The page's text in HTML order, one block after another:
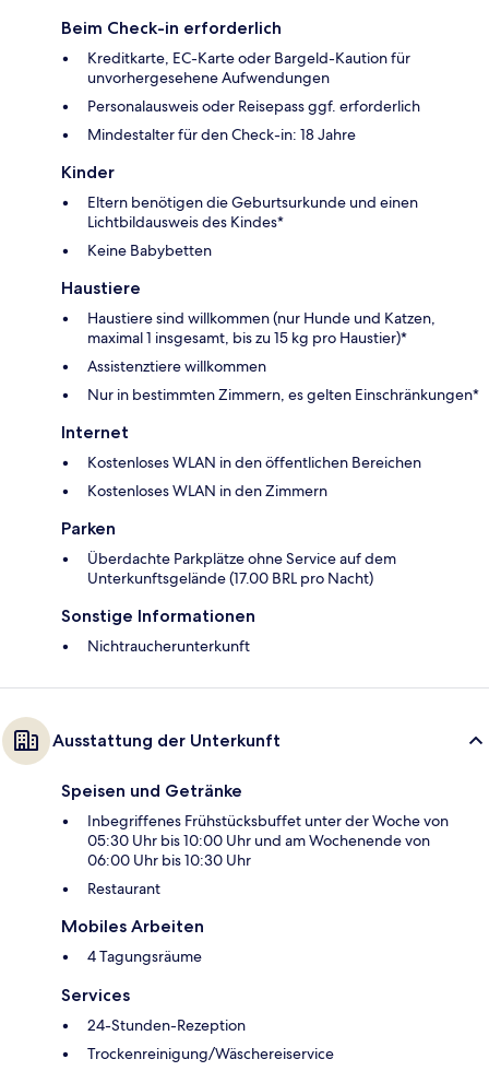
Beim Check-in erforderlich
Kreditkarte, EC-Karte oder Bargeld-Kaution für
unvorhergesehene Aufwendungen
Personalausweis oder Reisepass ggf. erforderlich
Mindestalter für den Check-in: 18 Jahre
Kinder
Eltern benötigen die Geburtsurkunde und einen
Lichtbildausweis des Kindes*
Keine Babybetten
Haustiere
Haustiere sind willkommen (nur Hunde und Katzen,
maximal 1 insgesamt, bis zu 15 kg pro Haustier)*
Assistenztiere willkommen
Nur in bestimmten Zimmern, es gelten Einschränkungen*
Internet
Kostenloses WLAN in den öffentlichen Bereichen
Kostenloses WLAN in den Zimmern
Parken
Überdachte Parkplätze ohne Service auf dem
Unterkunftsgelände (17.00 BRL pro Nacht)
Sonstige Informationen
Nichtraucherunterkunft
Ausstattung der Unterkunft
Speisen und Getränke
Inbegriffenes Frühstücksbuffet unter der Woche von
05:30 Uhr bis 10:00 Uhr und am Wochenende von
06:00 Uhr bis 10:30 Uhr
Restaurant
Mobiles Arbeiten
4 Tagungsräume
Services
24-Stunden-Rezeption
Trockenreinigung/Wäschereiservice